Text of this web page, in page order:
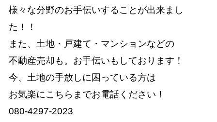
様々な分野のお手伝いすることが出来まし
た！！
また、土地・戸建て・マンションなどの
不動産売却も。お手伝いもしております！
今、土地の手放しに困っている方は
お気楽にこちらまでお電話ください！
080-4297-2023